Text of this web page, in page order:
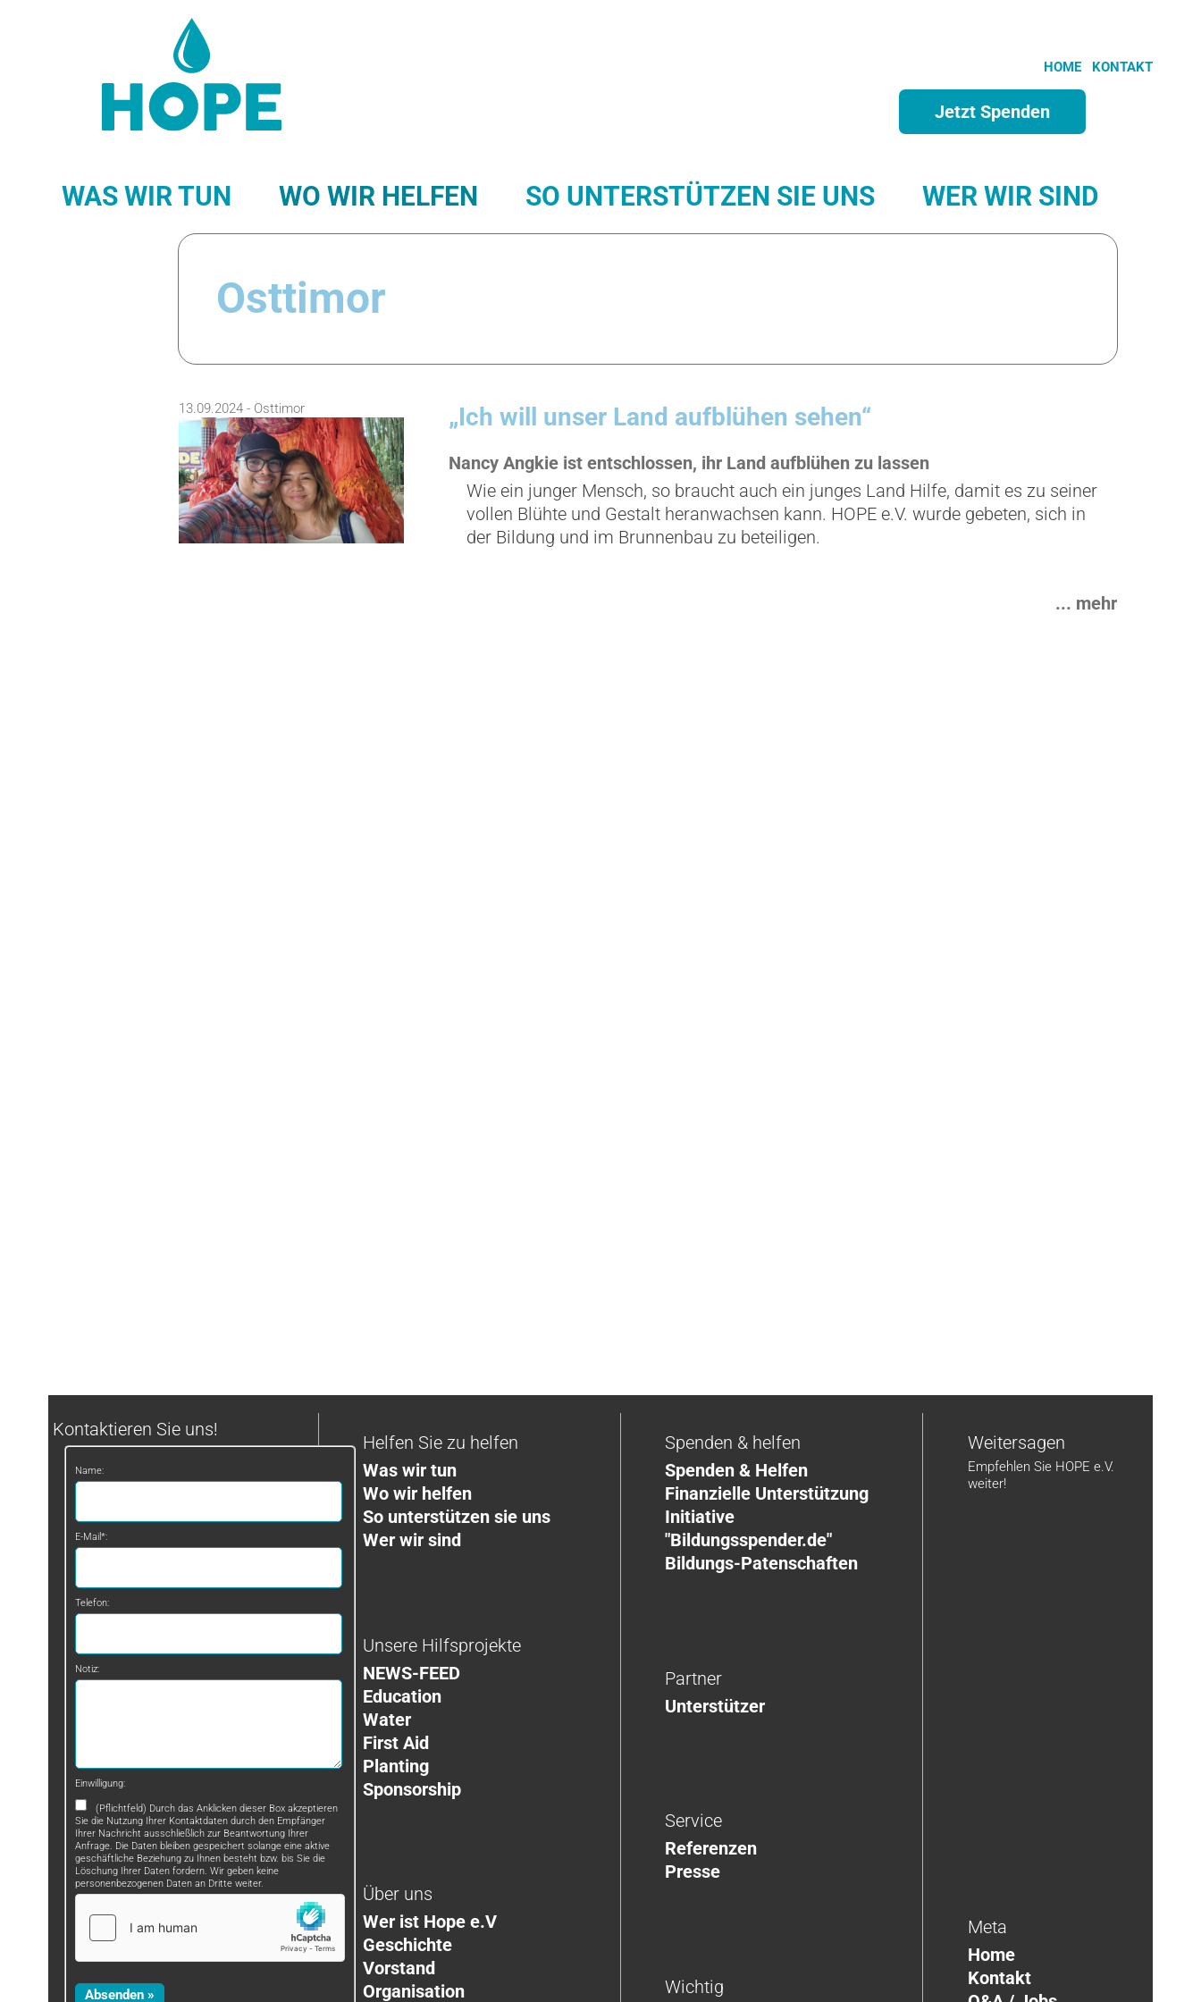
Jetzt Spenden
WAS WIR TUN WO WIR HELFEN SO UNTERSTÜTZEN SIE UNS WER WIR SIND
HOME KONTAKT
SANSIBAR (TANSANIA)
Osttimor
13.09.2024 - Osttimor „Ich will unser Land aufblühen sehen“
Nancy Angkie ist entschlossen, ihr Land aufblühen zu lassen
Wie ein junger Mensch, so braucht auch ein junges Land Hilfe, damit es zu seiner
vollen Blühte und Gestalt heranwachsen kann. HOPE e.V. wurde gebeten, sich in
der Bildung und im Brunnenbau zu beteiligen.
... mehr
Kontaktieren Sie uns!
Name:
E-Mail*:
Telefon:
Notiz:
Einwilligung:
(Pflichtfeld) Durch das Anklicken dieser Box akzeptieren
Sie die Nutzung Ihrer Kontaktdaten durch den Empfänger
Ihrer Nachricht ausschließlich zur Beantwortung Ihrer
Anfrage. Die Daten bleiben gespeichert solange eine aktive
geschäftliche Beziehung zu Ihnen besteht bzw. bis Sie die
Löschung Ihrer Daten fordern. Wir geben keine
personenbezogenen Daten an Dritte weiter.
Helfen Sie zu helfen
Was wir tun
Wo wir helfen
So unterstützen sie uns
Wer wir sind
Unsere Hilfsprojekte
NEWS-FEED
Education
Water
First Aid
Planting
Sponsorship
Über uns
Wer ist Hope e.V
Geschichte
Vorstand
Organisation
Spenden & helfen
Spenden & Helfen
Finanzielle Unterstützung
Initiative
"Bildungsspender.de"
Bildungs-Patenschaften
Partner
Unterstützer
Service
Referenzen
Presse
Wichtig
Weitersagen
Empfehlen Sie HOPE e.V.
weiter!
Meta
Home
Kontakt